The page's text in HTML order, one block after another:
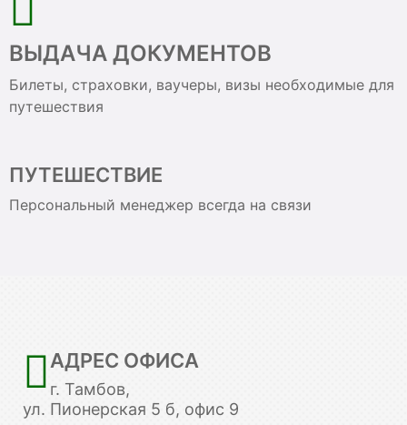
ВЫДАЧА ДОКУМЕНТОВ
Билеты, страховки, ваучеры, визы необходимые для
путешествия
ПУТЕШЕСТВИЕ
Персональный менеджер всегда на связи
АДРЕС ОФИСА
г. Тамбов,
ул. Пионерская 5 б, офис 9